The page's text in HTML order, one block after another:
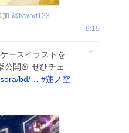
加 @tvwod123
9:15
ースイラストを
公開🌸 ぜひチェ
bd/… #蓮ノ空